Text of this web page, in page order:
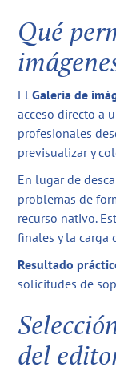
Qué
ElGalería de
acceso directo a
profesionales
previsualizar y
En lugar de
problemas de
recurso nativo.
finales y la carga
Resultado
solicitudes de
del